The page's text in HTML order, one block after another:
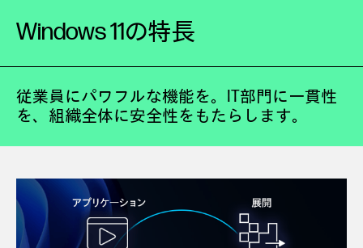
Windows 11の特長
従業員にパワフルな機能を。IT部門に一貫性
を、組織全体に安全性をもたらします。